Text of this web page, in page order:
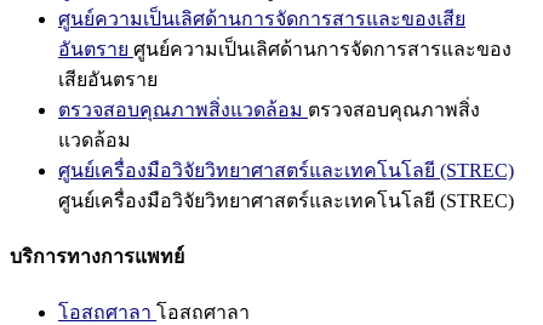
ศูนย์ความเป็นเลิศด้านการจัดการสารและของเสีย
อันตราย ศูนย์ความเป็นเลิศด้านการจัดการสารและของ
เสียอันตราย
ตรวจสอบคุณภาพสิ่งแวดล้อม ตรวจสอบคุณภาพสิ่ง
แวดล้อม
ศูนย์เครื่องมือวิจัยวิทยาศาสตร์และเทคโนโลยี (STREC)
ศูนย์เครื่องมือวิจัยวิทยาศาสตร์และเทคโนโลยี (STREC)
บริการทางการแพทย์
โอสถศาลา โอสถศาลา